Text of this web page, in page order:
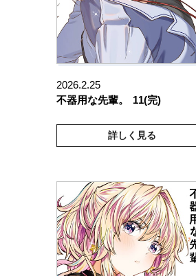
2026.2.25
不器用な先輩。
11(完)
詳しく見る